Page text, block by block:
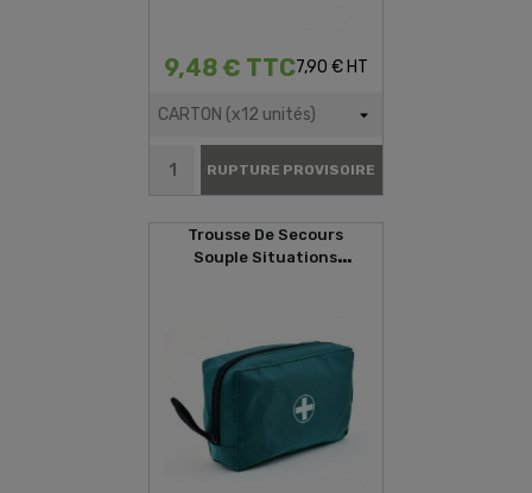
9,48 € TTC7,90 € HT
RUPTURE PROVISOIRE
Trousse De Secours
Souple Situations